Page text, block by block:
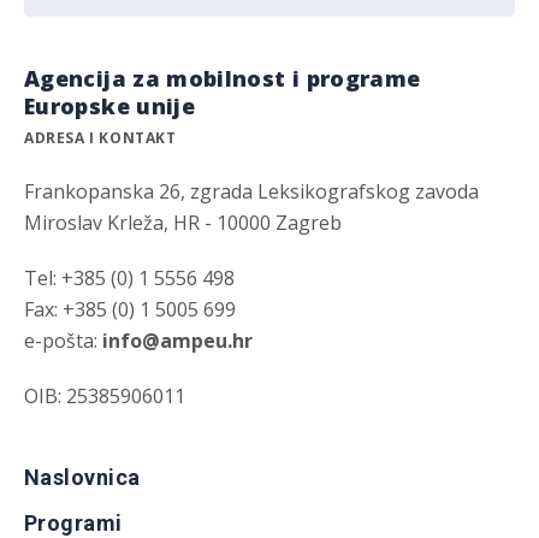
Agencija za mobilnost i programe
Europske unije
ADRESA I KONTAKT
Frankopanska 26, zgrada Leksikografskog zavoda
Miroslav Krleža, HR - 10000 Zagreb
Tel: +385 (0) 1 5556 498
Fax: +385 (0) 1 5005 699
e-pošta: info@ampeu.hr
OIB: 25385906011
Naslovnica
Programi